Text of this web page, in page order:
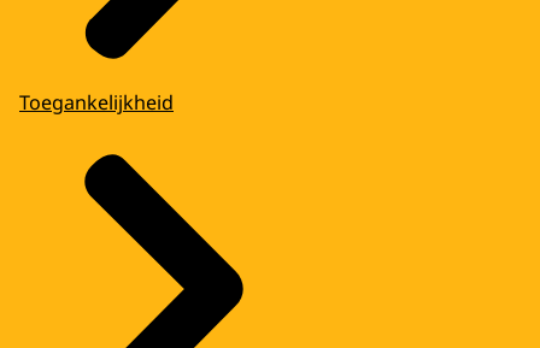
Toegankelijkheid